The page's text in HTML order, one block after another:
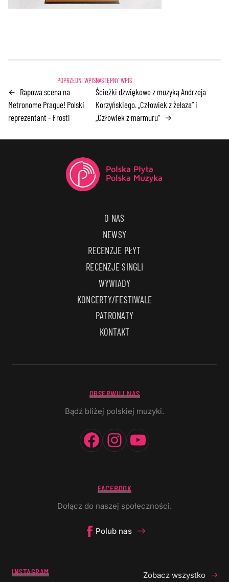
← Rapowa scena na
Metronome Prague! Polski
reprezentant – Frosti
Ścieżki dźwiękowe z muzyką Andrzeja
Korzyńskiego. „Człowiek z żelaza” i
„Człowiek z marmuru” →
O NAS
NEWSY
RECENZJE PŁYT
RECENZJE SINGLI
WYWIADY
KONCERTY/FESTIWALE
PATRONATY
KONTAKT
OBSERWUJ NAS
Bądź bliżej polskiej muzyki.
Facebook
Instagram
FACEBOOK
Dołącz do naszej społeczności.
Polub nas
INSTAGRAM Zobacz wszystko